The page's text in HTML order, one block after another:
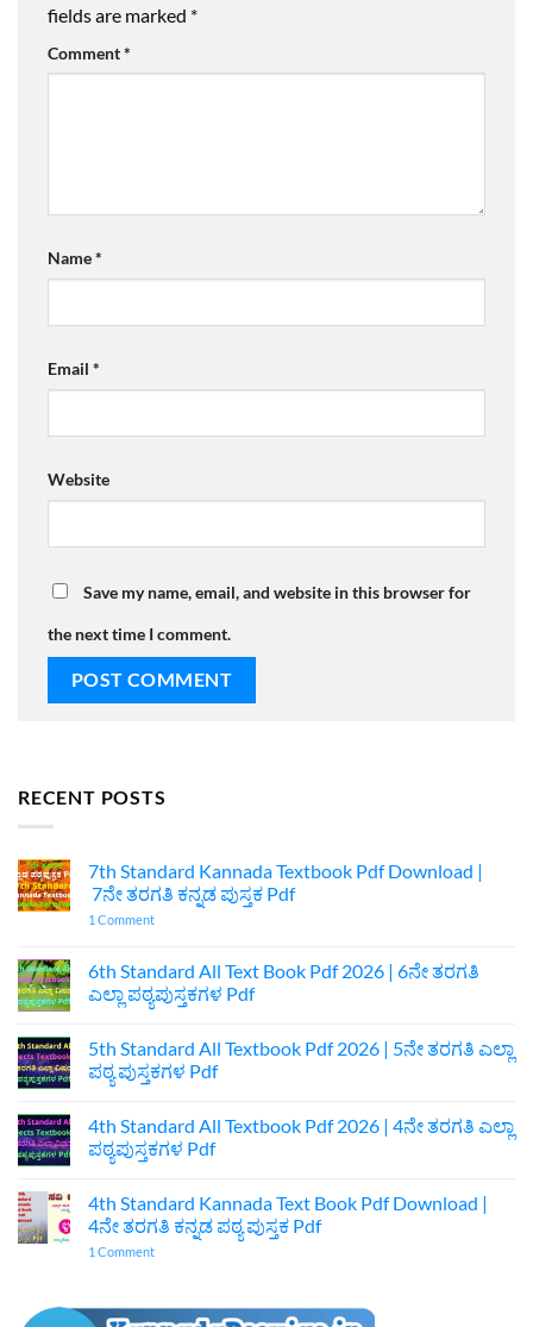
fields are marked *
Comment*
Name*
Email *
Website
Save my name, email, and website in this browser for
the next time I comment.
RECENT POSTS
7th Standard Kannada Textbook Pdf Download |
7ನೇ ತರಗತಿ ಕನ್ನಡ ಪುಸ್ತಕ Pdf
1 Commenton
Kannada
Textbook
Pdf
Download
7ನೇ
ತರಗತಿ
ಕನ್ನಡ
6th Standard All Text Book Pdf 2026 | 6ನೇ ತರಗತಿ
ಎಲ್ಲಾ ಪಠ್ಯಪುಸ್ತಕಗಳ Pdf
on
6th
Standard
Book
Pdf
2026
ತರಗತಿ
ಎಲ್ಲಾ
ಪಠ್ಯಪುಸ್ತಕಗಳ
Pdf
5th Standard All Textbook Pdf 2026 | 5ನೇ ತರಗತಿ ಎಲ್ಲಾ
ಪಠ್ಯ ಪುಸ್ತಕಗಳ Pdf
on
5th
Standard
Pdf
2026
|
5ನೇ
ಪುಸ್ತಕಗಳ
4th Standard All Textbook Pdf 2026 | 4ನೇ ತರಗತಿ ಎಲ್ಲಾ
ಪಠ್ಯಪುಸ್ತಕಗಳ Pdf
on
4th
Standard
All
|
4th Standard Kannada Text Book Pdf Download |
4ನೇ ತರಗತಿ ಕನ್ನಡ ಪಠ್ಯ ಪುಸ್ತಕ Pdf
1 Commenton
Text